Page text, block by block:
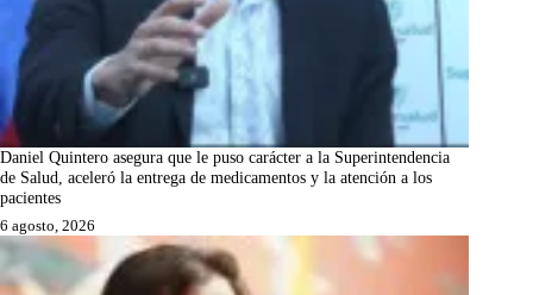
Daniel Quintero asegura que le puso carácter a la Superintendencia
de Salud, aceleró la entrega de medicamentos y la atención a los
pacientes
6 agosto, 2026